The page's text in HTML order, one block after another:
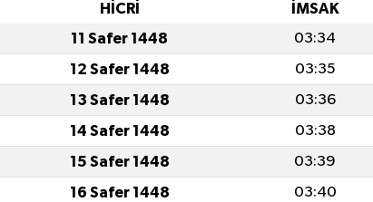
HİCRİ İMSAK
11 Safer 1448 03:34
12 Safer 1448 03:35
13 Safer 1448 03:36
14 Safer 1448 03:38
15 Safer 1448 03:39
16 Safer 1448 03:40